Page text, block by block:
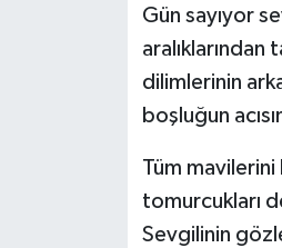
Gün sayıyor
dilimlerinin
boşluğun
Tüm mavilerini
tomurcukları
Sevgilinin